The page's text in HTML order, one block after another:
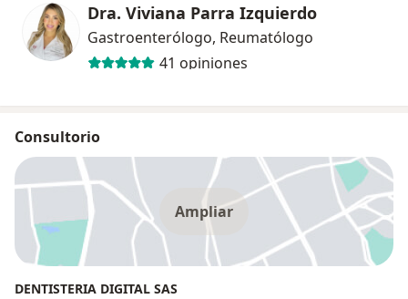
Dra. Viviana Parra Izquierdo
Gastroenterólogo, Reumatólogo
41 opiniones
Consultorio
Ampliar
DENTISTERIA DIGITAL SAS